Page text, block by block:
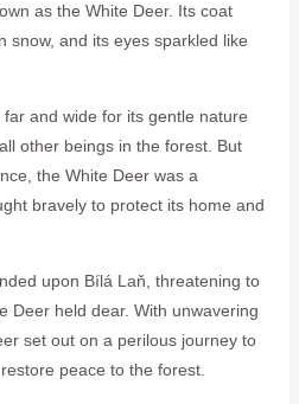
as the White Deer. ‌Its coat
snow, and its eyes sparkled like
and wide for its gentle nature
other beings in the forest. But
the White Deer was a
bravely to protect‍ its home and
upon Bílá‌ Laň, threatening to
Deer held dear. With unwavering
set out on a perilous journey to
peace to the ⁤forest.